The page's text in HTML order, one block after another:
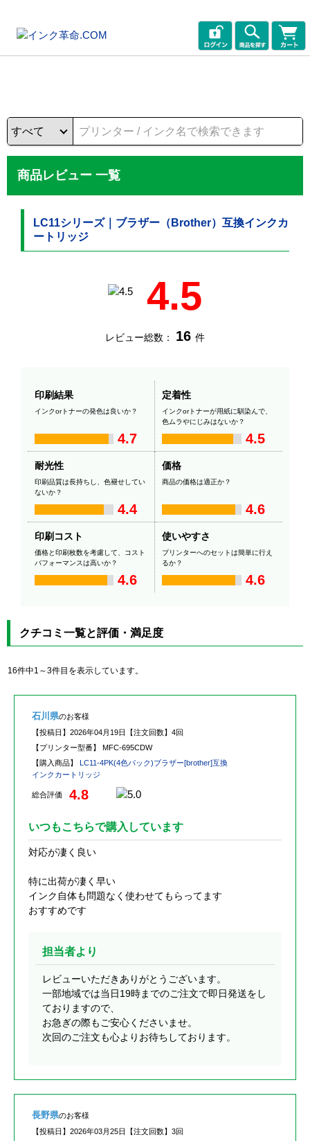
商品レビュー 一覧
LC11シリーズ｜ブラザー（Brother）互換インクカ
ートリッジ
4.5
レビュー総数： 16 件
印刷結果
インクorトナーの発色は良いか？
4.7
定着性
インクorトナーが用紙に馴染んで、
色ムラやにじみはないか？
4.5
耐光性
印刷品質は長持ちし、色褪せしてい
ないか？
4.4
価格
商品の価格は適正か？
4.6
印刷コスト
価格と印刷枚数を考慮して、コスト
パフォーマンスは高いか？
4.6
使いやすさ
プリンターへのセットは簡単に行え
るか？
4.6
クチコミ一覧と評価・満足度
16件中1～3件目を表示しています。
石川県のお客様
【投稿日】 2026年04月19日 【注文回数】 4回
【プリンター型番】 MFC-695CDW
【購入商品】 LC11-4PK(4色パック)ブラザー[brother]互換
インクカートリッジ
総合評価 4.8
いつもこちらで購入しています
対応が凄く良い
特に出荷が凄く早い
インク自体も問題なく使わせてもらってます
おすすめです
担当者より
レビューいただきありがとうございます。
一部地域では当日19時までのご注文で即日発送をし
ておりますので、
お急ぎの際もご安心くださいませ。
次回のご注文も心よりお待ちしております。
長野県のお客様
【投稿日】 2026年03月25日 【注文回数】 3回